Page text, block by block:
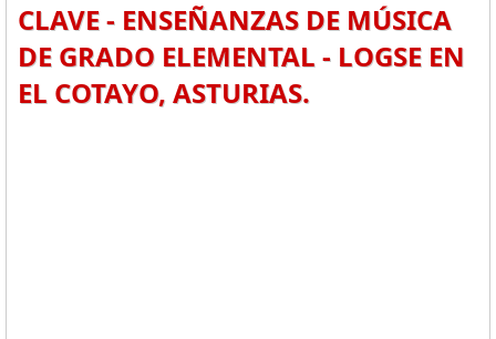
CLAVE - ENSEÑANZAS DE MÚSICA
DE GRADO ELEMENTAL - LOGSE EN
EL COTAYO, ASTURIAS.